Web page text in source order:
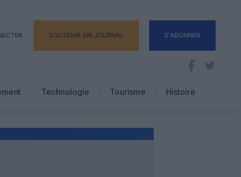
SOUTENIR AIR JOURNAL S'ABONNER
Technologie
Tourisme
Hôtellerie
Histoire